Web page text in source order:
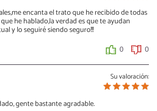
encanta el trato que he recibido de todas
he hablado,la verdad es que te ayudan
y lo seguiré siendo seguro!!!
0 0
Su valoración:
gente bastante agradable.